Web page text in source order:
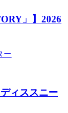
」】2026
ー
ィススニー